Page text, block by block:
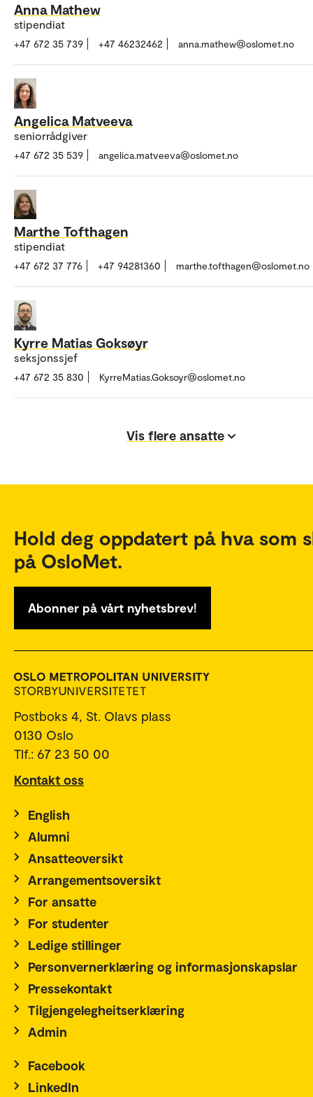
Anna Mathew
stipendiat
+47 672 35 739 +47 46232462 anna.mathew@oslomet.no
Angelica Matveeva
seniorrådgiver
+47 672 35 539 angelica.matveeva@oslomet.no
Marthe Tofthagen
stipendiat
+47 672 37 776 +47 94281360 marthe.tofthagen@oslomet.no
Kyrre Matias Goksøyr
seksjonssjef
+47 672 35 830 KyrreMatias.Goksoyr@oslomet.no
Vis flere ansatte
Hold deg oppdatert på hva som
på OsloMet.
Abonner på vårt nyhetsbrev!
Postboks 4, St. Olavs plass
0130 Oslo
Tlf.: 67 23 50 00
Kontakt oss
English
Alumni
Ansatteoversikt
Arrangementsoversikt
For ansatte
For studenter
Ledige stillinger
Personvernerklæring og informasjonskapslar
Pressekontakt
Tilgjengelegheitserklæring
Admin
Facebook
LinkedIn